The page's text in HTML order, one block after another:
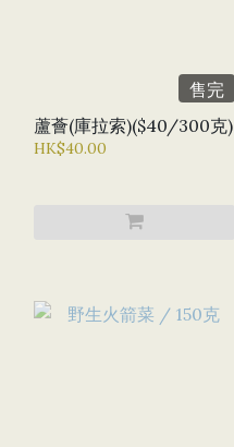
售完
蘆薈(庫拉索)($40/300克)
HK$40.00